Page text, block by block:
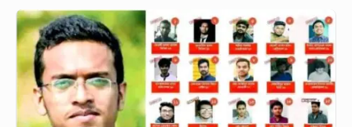
আবরার
হত্যায়
যে
যেভাবে
জড়িত